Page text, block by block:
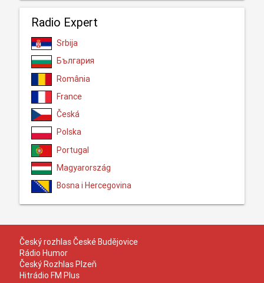
Radio Expert
Srbija
България
România
France
Česká
Polska
Portugal
Magyarország
Bosna i Hercegovina
Český rozhlas České Budějovice
Rádio Humor
Český Rozhlas Plzeň
Hitrádio FM Plus